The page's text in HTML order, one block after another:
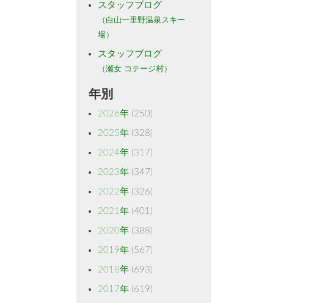
スタッフブログ
（白山一里野温泉スキー
場）
スタッフブログ
（瀬女 コテージ村）
年別
2026年 (250)
2025年 (328)
2024年 (317)
2023年 (347)
2022年 (326)
2021年 (401)
2020年 (388)
2019年 (567)
2018年 (693)
2017年 (619)